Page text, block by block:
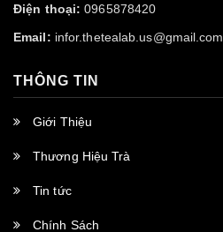
Điện thoại: 0965878420
Email: infor.thetealab.us@gmail.com
THÔNG TIN
Giới Thiệu
Thương Hiệu Trà
Tin tức
Chính Sách